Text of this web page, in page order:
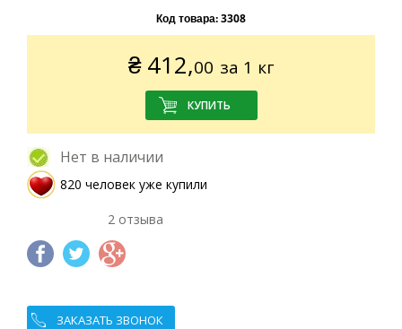
Код товара:3308
₴ 412,00 за 1 кг
Нет в наличии
820 человек уже купили
2 отзыва
ЗАКАЗАТЬ ЗВОНОК